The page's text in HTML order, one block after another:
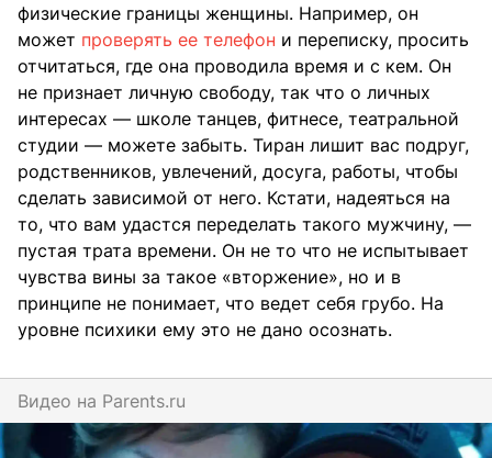
физические границы женщины. Например, он
может проверять ее телефон и переписку, просить
отчитаться, где она проводила время и с кем. Он
не признает личную свободу, так что о личных
интересах — школе танцев, фитнесе, театральной
студии — можете забыть. Тиран лишит вас подруг,
родственников, увлечений, досуга, работы, чтобы
сделать зависимой от него. Кстати, надеяться на
то, что вам удастся переделать такого мужчину, —
пустая трата времени. Он не то что не испытывает
чувства вины за такое «вторжение», но и в
принципе не понимает, что ведет себя грубо. На
уровне психики ему это не дано осознать.
Видео на parents.ru